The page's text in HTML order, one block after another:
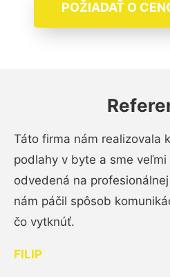
POŽIADAŤ O
Táto firma nám realizovala
podlahy v byte a sme
odvedená na
nám páčil spôsob
čo vytknúť.
FILIP